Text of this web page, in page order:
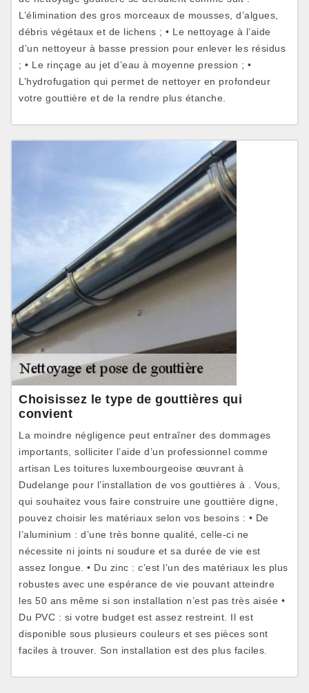
L’élimination des gros morceaux de mousses, d’algues,
débris végétaux et de lichens ; • Le nettoyage à l’aide
d’un nettoyeur à basse pression pour enlever les résidus
; • Le rinçage au jet d’eau à moyenne pression ; •
L’hydrofugation qui permet de nettoyer en profondeur
votre gouttière et de la rendre plus étanche.
Choisissez le type de gouttières qui
convient
La moindre négligence peut entraîner des dommages
importants, solliciter l’aide d’un professionnel comme
artisan Les toitures luxembourgeoise œuvrant à
Dudelange pour l’installation de vos gouttières à . Vous,
qui souhaitez vous faire construire une gouttière digne,
pouvez choisir les matériaux selon vos besoins : • De
l’aluminium : d’une très bonne qualité, celle-ci ne
nécessite ni joints ni soudure et sa durée de vie est
assez longue. • Du zinc : c’est l’un des matériaux les plus
robustes avec une espérance de vie pouvant atteindre
les 50 ans même si son installation n’est pas très aisée •
Du PVC : si votre budget est assez restreint. Il est
disponible sous plusieurs couleurs et ses pièces sont
faciles à trouver. Son installation est des plus faciles.